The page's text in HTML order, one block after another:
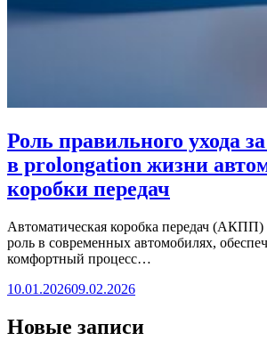
Роль правильного ухода
в prolongation жизни
коробки передач
Автоматическая коробка передач
роль в современных автомобилях,
комфортный процесс…
10.01.202609.02.2026
Новые записи